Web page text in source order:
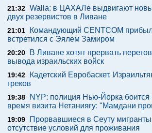
21:32 Walla: в ЦАХАЛе выдвигают
двух резервистов в Ливане
21:01
Командующий CENTCOM
встретился с Эялем Замиром
20:20
В Ливане хотят прервать
вывода израильских войск
19:42
Кадетский Евробаскет.
греков
19:38
NYP: полиция Нью-Йорка боится
время визита Нетаниягу: "Мамдани
19:09
Прорвавшиеся в Сеуту
отсутствие условий для проживания